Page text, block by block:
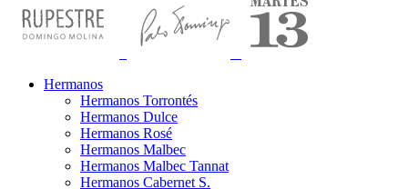
Hermanos
Hermanos Torrontés
Hermanos Dulce
Hermanos Rosé
Hermanos Malbec
Hermanos Malbec Tannat
Hermanos Cabernet S.